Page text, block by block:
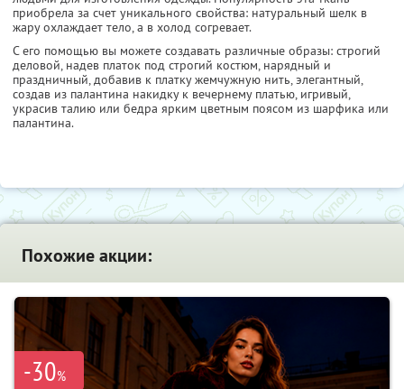
приобрела за счет уникального свойства: натуральный шелк в
жару охлаждает тело, а в холод согревает.
С его помощью вы можете создавать различные образы: строгий
деловой, надев платок под строгий костюм, нарядный и
праздничный, добавив к платку жемчужную нить, элегантный,
создав из палантина накидку к вечернему платью, игривый,
украсив талию или бедра ярким цветным поясом из шарфика или
палантина.
Похожие акции:
-30%